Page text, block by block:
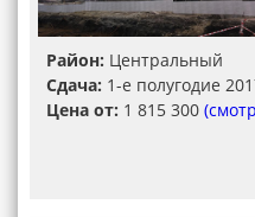
Район: Центральный
Сдача: 1-е полугодие
Цена от: 1 815 300